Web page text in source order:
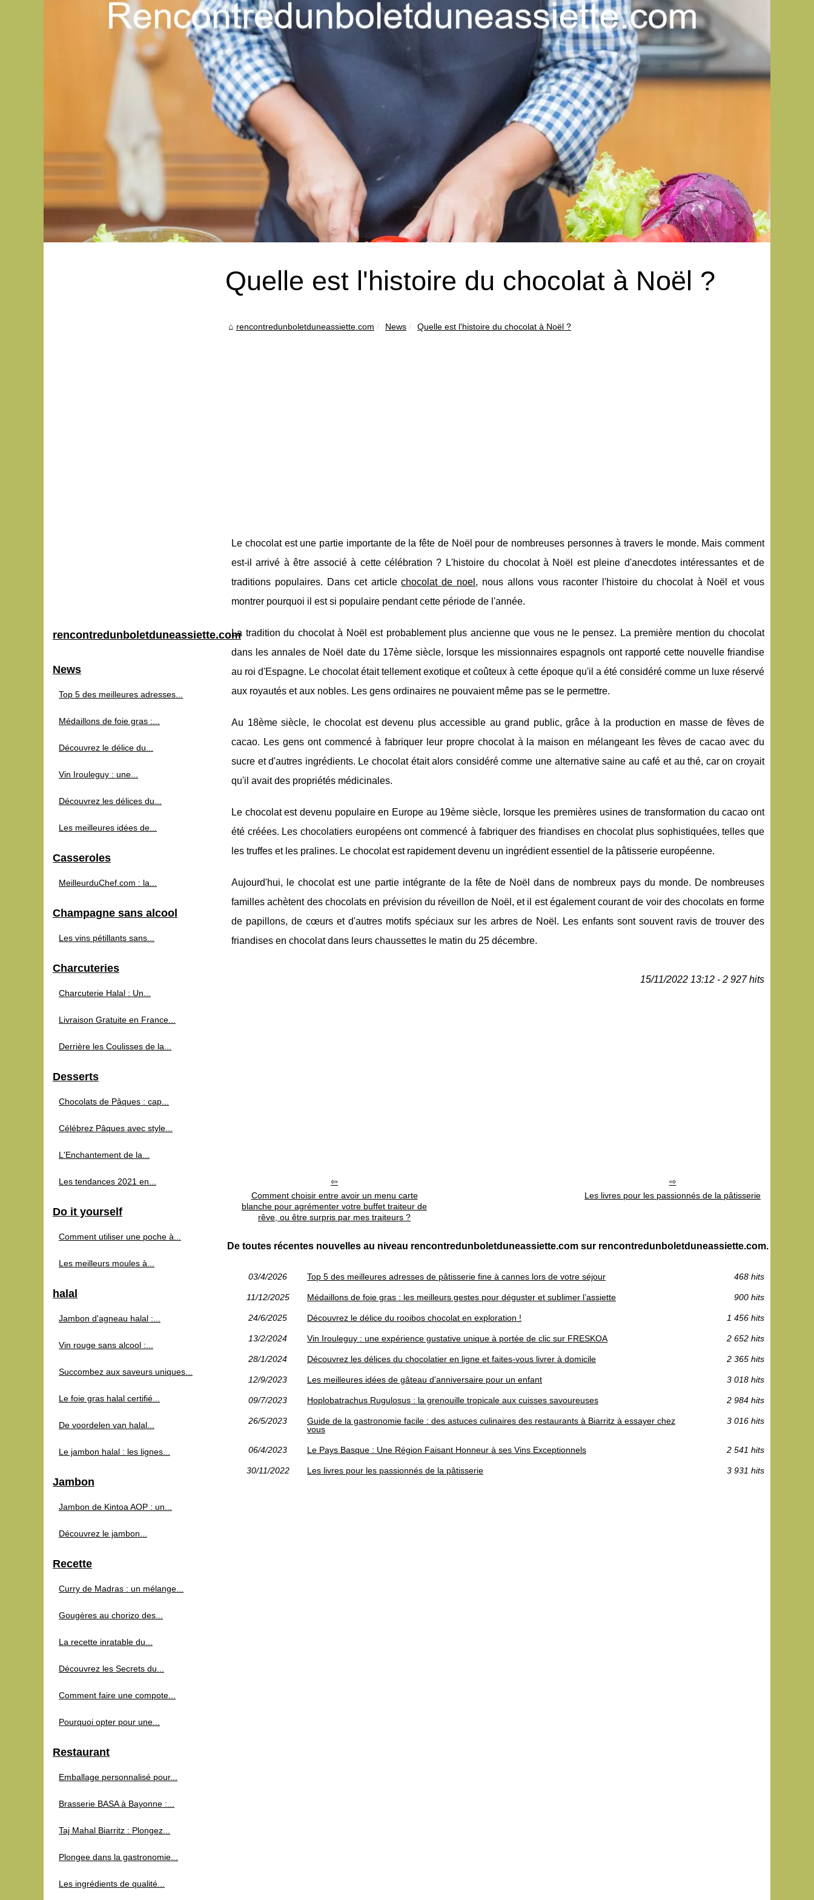
Quelle est l'histoire du chocolat à Noël ?
rencontredunboletduneassiette.com News Quelle est l'histoire du chocolat à Noël ?
Le chocolat est une partie importante de la fête de Noël pour de nombreuses personnes à travers le monde. Mais comment
est-il arrivé à être associé à cette célébration ? L'histoire du chocolat à Noël est pleine d'anecdotes intéressantes et de
traditions populaires. Dans cet articlechocolat de noel , nous allons vous raconter l'histoire du chocolat à Noël et vous
montrer pourquoi il est si populaire pendant cette période de l'année.
La tradition du chocolat à Noël est probablement plus ancienne que vous ne le pensez. La première mention du chocolat
dans les annales de Noël date du 17ème siècle, lorsque les missionnaires espagnols ont rapporté cette nouvelle friandise
au roi d'Espagne. Le chocolat était tellement exotique et coûteux à cette époque qu'il a été considéré comme un luxe réservé
aux royautés et aux nobles. Les gens ordinaires ne pouvaient même pas se le permettre.
Au 18ème siècle, le chocolat est devenu plus accessible au grand public, grâce à la production en masse de fèves de
cacao. Les gens ont commencé à fabriquer leur propre chocolat à la maison en mélangeant les fèves de cacao avec du
sucre et d'autres ingrédients. Le chocolat était alors considéré comme une alternative saine au café et au thé, car on croyait
qu'il avait des propriétés médicinales.
Le chocolat est devenu populaire en Europe au 19ème siècle, lorsque les premières usines de transformation du cacao ont
été créées. Les chocolatiers européens ont commencé à fabriquer des friandises en chocolat plus sophistiquées, telles que
les truffes et les pralines. Le chocolat est rapidement devenu un ingrédient essentiel de la pâtisserie européenne.
Aujourd'hui, le chocolat est une partie intégrante de la fête de Noël dans de nombreux pays du monde. De nombreuses
familles achètent des chocolats en prévision du réveillon de Noël, et il est également courant de voir des chocolats en forme
de papillons, de cœurs et d'autres motifs spéciaux sur les arbres de Noël. Les enfants sont souvent ravis de trouver des
friandises en chocolat dans leurs chaussettes le matin du 25 décembre.
15/11/2022 13:12 - 2 927 hits
Comment choisir entre avoir un menu carte
blanche pour agrémenter votre buffet traiteur de
rêve, ou être surpris par mes traiteurs ?
Les livres pour les passionnés de la pâtisserie
De toutes récentes nouvelles au niveau rencontredunboletduneassiette.com sur rencontredunboletduneassiette.com.
03/4/2026 Top 5 des meilleures adresses de pâtisserie fine à cannes lors de votre séjour 468 hits
11/12/2025 Médaillons de foie gras : les meilleurs gestes pour déguster et sublimer l’assiette 900 hits
24/6/2025 Découvrez le délice du rooibos chocolat en exploration ! 1 456 hits
13/2/2024 Vin Irouleguy : une expérience gustative unique à portée de clic sur FRESKOA 2 652 hits
28/1/2024 Découvrez les délices du chocolatier en ligne et faites-vous livrer à domicile 2 365 hits
12/9/2023 Les meilleures idées de gâteau d'anniversaire pour un enfant 3 018 hits
09/7/2023 Hoplobatrachus Rugulosus : la grenouille tropicale aux cuisses savoureuses 2 984 hits
26/5/2023
Guide de la gastronomie facile : des astuces culinaires des restaurants à Biarritz à essayer chez
vous
3 016 hits
06/4/2023 Le Pays Basque : Une Région Faisant Honneur à ses Vins Exceptionnels 2 541 hits
30/11/2022 Les livres pour les passionnés de la pâtisserie 3 931 hits
rencontredunboletduneassiette.com
News
Top 5 des meilleures adresses...
Médaillons de foie gras :...
Découvrez le délice du...
Vin Irouleguy : une...
Découvrez les délices du...
Les meilleures idées de...
Casseroles
MeilleurduChef.com : la...
Champagne sans alcool
Les vins pétillants sans...
Charcuteries
Charcuterie Halal : Un...
Livraison Gratuite en France...
Derrière les Coulisses de la...
Desserts
Chocolats de Pâques : cap...
Célébrez Pâques avec style...
L'Enchantement de la...
Les tendances 2021 en...
Do it yourself
Comment utiliser une poche à...
Les meilleurs moules à...
halal
Jambon d'agneau halal :...
Vin rouge sans alcool :...
Succombez aux saveurs uniques...
Le foie gras halal certifié...
De voordelen van halal...
Le jambon halal : les lignes...
Jambon
Jambon de Kintoa AOP : un...
Découvrez le jambon...
Recette
Curry de Madras : un mélange...
Gougères au chorizo des...
La recette inratable du...
Découvrez les Secrets du...
Comment faire une compote...
Pourquoi opter pour une...
Restaurant
Emballage personnalisé pour...
Brasserie BASA à Bayonne :...
Taj Mahal Biarritz : Plongez...
Plongee dans la gastronomie...
Les ingrédients de qualité...